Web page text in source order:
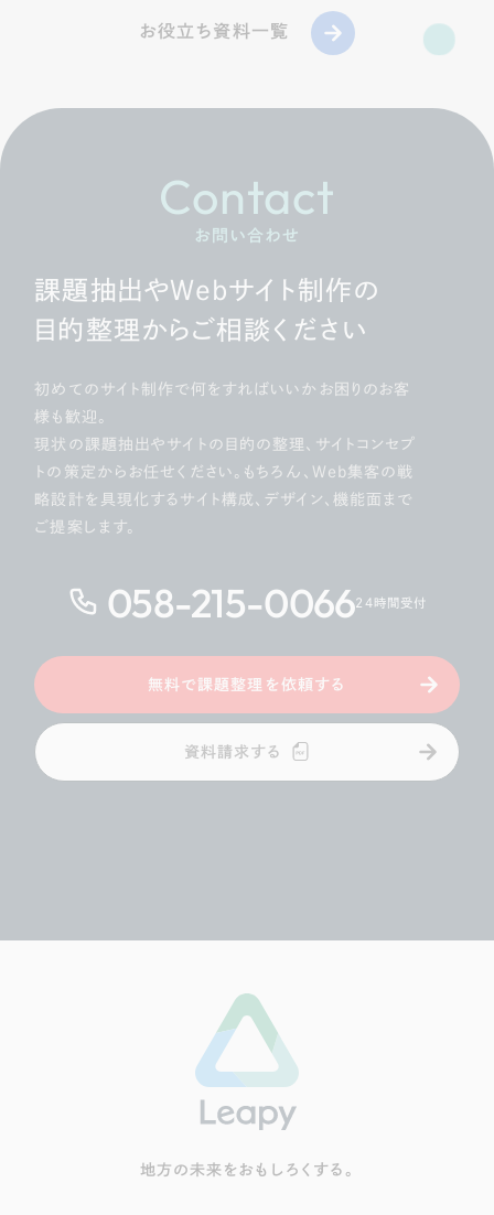
お役立ち資料一覧
Contact
お問い合わせ
課題抽出やWebサイト制作の
目的整理からご相談ください
初めてのサイト制作で何をすればいいかお困りのお客
様も歓迎。
現状の課題抽出やサイトの目的の整理、サイトコンセプ
トの策定からお任せください。もちろん、Web集客の戦
略設計を具現化するサイト構成、デザイン、機能面まで
ご提案します。
058-215-006624時間受付
無料で課題整理を依頼する
資料請求する
地方の未来をおもしろくする。